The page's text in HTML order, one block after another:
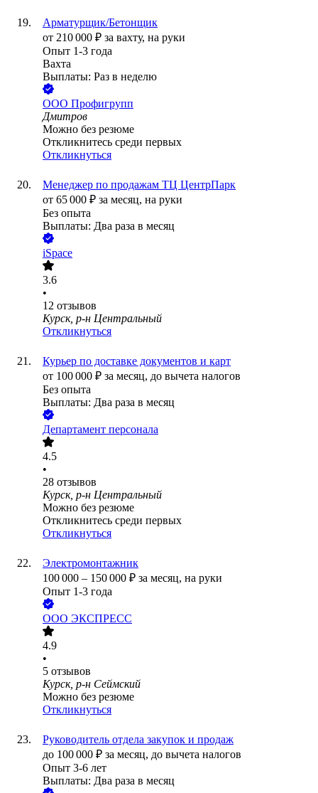
Арматурщик/Бетонщик
от 210 000 ₽ за вахту, на руки
Опыт 1-3 года
Вахта
Выплаты: Раз в неделю
ООО Профигрупп
Дмитров
Можно без резюме
Откликнитесь среди первых
Откликнуться
Менеджер по продажам ТЦ ЦентрПарк
от 65 000 ₽ за месяц, на руки
Без опыта
Выплаты: Два раза в месяц
iSpace
3.6
•
12 отзывов
Курск, р-н Центральный
Откликнуться
Курьер по доставке документов и карт
от 100 000 ₽ за месяц, до вычета налогов
Без опыта
Выплаты: Два раза в месяц
Департамент персонала
4.5
•
28 отзывов
Курск, р-н Центральный
Можно без резюме
Откликнитесь среди первых
Откликнуться
Электромонтажник
100 000 – 150 000 ₽ за месяц, на руки
Опыт 1-3 года
ООО ЭКСПРЕСС
4.9
•
5 отзывов
Курск, р-н Сеймский
Можно без резюме
Откликнуться
Руководитель отдела закупок и продаж
до 100 000 ₽ за месяц, до вычета налогов
Опыт 3-6 лет
Выплаты: Два раза в месяц